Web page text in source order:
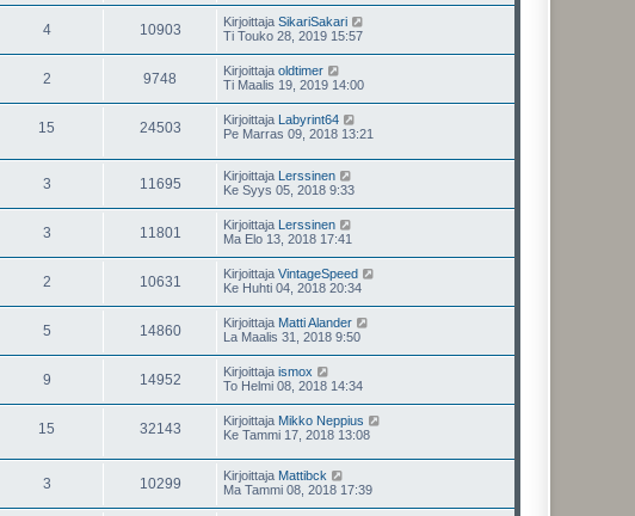
4 10903 Kirjoittaja SikariSakari
Ti Touko 28, 2019 15:57
2 9748 Kirjoittaja oldtimer
Ti Maalis 19, 2019 14:00
15 24503 Kirjoittaja Labyrint64
Pe Marras 09, 2018 13:21
3 11695 Kirjoittaja Lerssinen
Ke Syys 05, 2018 9:33
3 11801 Kirjoittaja Lerssinen
Ma Elo 13, 2018 17:41
2 10631 Kirjoittaja VintageSpeed
Ke Huhti 04, 2018 20:34
5 14860 Kirjoittaja Matti Alander
La Maalis 31, 2018 9:50
9 14952 Kirjoittaja ismox
To Helmi 08, 2018 14:34
15 32143 Kirjoittaja Mikko Neppius
Ke Tammi 17, 2018 13:08
3 10299 Kirjoittaja Mattibck
Ma Tammi 08, 2018 17:39